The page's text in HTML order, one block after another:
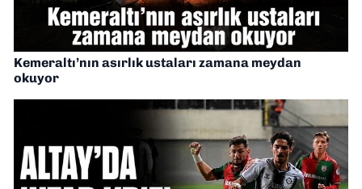
Kemeraltı’nın asırlık ustaları zamana meydan
okuyor